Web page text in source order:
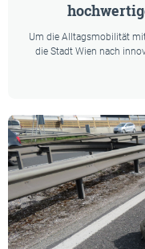
Um die Alltagsmobilität
die Stadt Wien nach